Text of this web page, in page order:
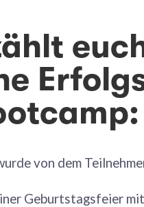
von dem
Geburtstagsfeier